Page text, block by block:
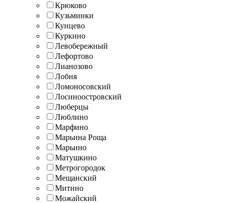
Крюково
Кузьминки
Кунцево
Куркино
Левобережный
Лефортово
Лианозово
Лобня
Ломоносовский
Лосиноостровский
Люберцы
Люблино
Марфино
Марьина Роща
Марьино
Матушкино
Метрогородок
Мещанский
Митино
Можайский